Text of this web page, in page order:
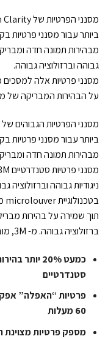
ביותר עבור מסנני פרטיות
מבהירות תמונה חדה
גבוהה וברזולוציה גבוהה.
מסנני פרטיות אלה
על הבהירות המבריקה של
ביותר עבור מסנני פרטיות
מבהירות תמונה חדה ומבריקה – כמעט 20%
ניגודיות גבוהה
בטכנולוגיית microlouver מתקדמת, ומספקים פרטיות ברמה עולמית,
תוך שמירה על בהירות
ברזולוציה גבוהה. מ- 3M, מובילה בבהירות למסנני פרטיות.
סטנדרטיים
פרטיות “האפלה”
60 מעלות
מספק פרטיות